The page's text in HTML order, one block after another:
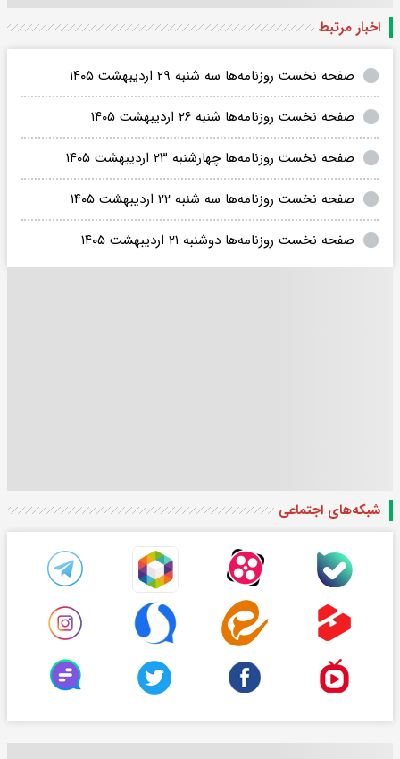
اخبار مرتبط
صفحه نخست روزنامه‌ها سه شنبه ۲۹ اردیبهشت ۱۴۰۵
صفحه نخست روزنامه‌ها شنبه ۲۶ اردیبهشت ۱۴۰۵
صفحه نخست روزنامه‌ها چهارشنبه ۲۳ اردیبهشت ۱۴۰۵
صفحه نخست روزنامه‌ها سه شنبه ۲۲ اردیبهشت ۱۴۰۵
صفحه نخست روزنامه‌ها دوشنبه ۲۱ اردیبهشت ۱۴۰۵
شبکه‌های اجتماعی